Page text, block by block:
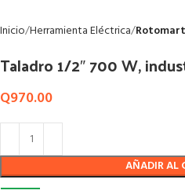
Inicio Herramienta Eléctrica
Taladro 1/2″ 700 W,
Q970.00
AÑADIR AL